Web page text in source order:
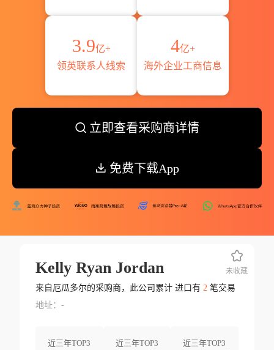
3.9亿+
领英联系人线索
4亿+
海外企业工商信息
立即查看采购商详情
免费下载App
Kelly Ryan Jordan
来自厄瓜多尔的采购商，此公司累计 进口有 2笔交易
地址：-
近三年TOP3
近三年TOP3
近三年TOP3
未收藏